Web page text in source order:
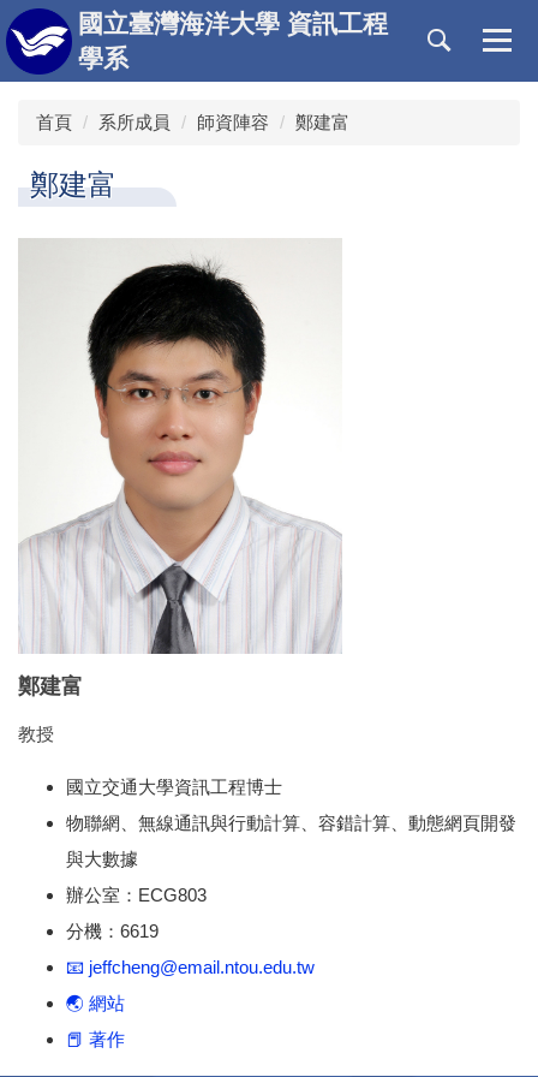
跳
到
主
國立臺灣海洋大學 資訊工程
學系
首頁 系所成員 師資陣容 鄭建富
鄭建富
鄭建富
教授
國立交通大學資訊工程博士
物聯網、無線通訊與行動計算、容錯計算、動態網頁開發
與大數據
辦公室：ECG803
分機：6619
📧 jeffcheng@email.ntou.edu.tw
🌏 網站
📕 著作